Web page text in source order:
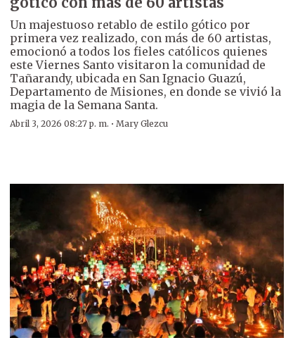
Un majestuoso retablo de estilo gótico por
primera vez realizado, con más de 60 artistas,
emocionó a todos los fieles católicos quienes
este Viernes Santo visitaron la comunidad de
Tañarandy, ubicada en San Ignacio Guazú,
Departamento de Misiones, en donde se vivió la
magia de la Semana Santa.
Abril 3, 2026 08:27 p. m. ·Mary Glezcu